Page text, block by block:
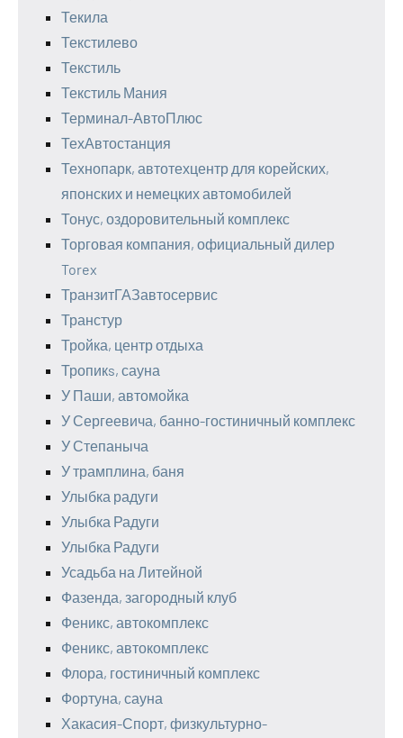
Текила
Текстилево
Текстиль
Текстиль Мания
Терминал-АвтоПлюс
ТехАвтостанция
Технопарк, автотехцентр для корейских,
японских и немецких автомобилей
Тонус, оздоровительный комплекс
Торговая компания, официальный дилер
Torex
ТранзитГАЗавтосервис
Транстур
Тройка, центр отдыха
Тропикs, сауна
У Паши, автомойка
У Сергеевича, банно-гостиничный комплекс
У Степаныча
У трамплина, баня
Улыбка радуги
Улыбка Радуги
Улыбка Радуги
Усадьба на Литейной
Фазенда, загородный клуб
Феникс, автокомплекс
Феникс, автокомплекс
Флора, гостиничный комплекс
Фортуна, сауна
Хакасия-Спорт, физкультурно-